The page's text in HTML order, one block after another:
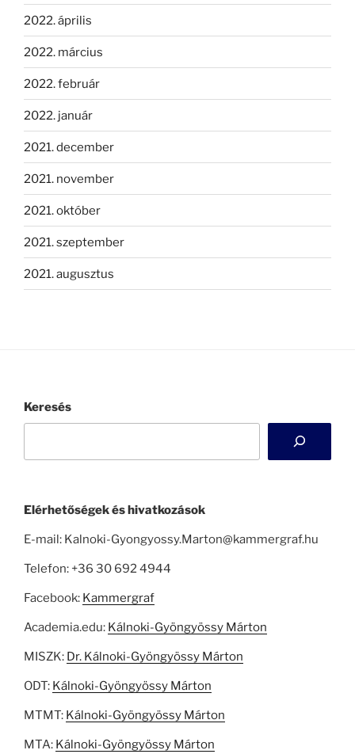
2022. április
2022. március
2022. február
2022. január
2021. december
2021. november
2021. október
2021. szeptember
2021. augusztus
Keresés
Elérhetőségek és hivatkozások
E-mail: Kalnoki-Gyongyossy.Marton@kammergraf.hu
Telefon: +36 30 692 4944
Facebook: Kammergraf
Academia.edu: Kálnoki-Gyöngyössy Márton
MISZK: Dr. Kálnoki-Gyöngyössy Márton
ODT: Kálnoki-Gyöngyössy Márton
MTMT: Kálnoki-Gyöngyössy Márton
MTA: Kálnoki-Gyöngyössy Márton